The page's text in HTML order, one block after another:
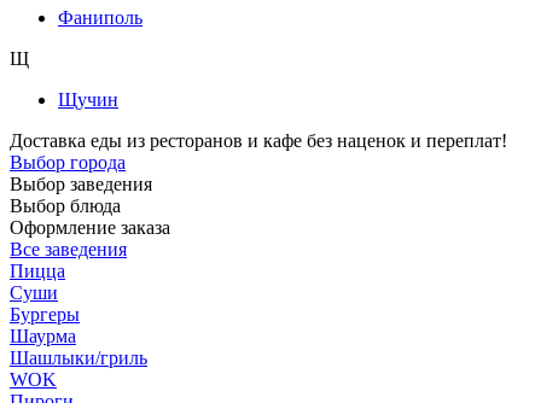
Фаниполь
Щ
Щучин
Доставка еды из ресторанов и кафе без наценок и переплат!
Выбор города
Выбор заведения
Выбор блюда
Оформление заказа
Все заведения
Пицца
Суши
Бургеры
Шаурма
Шашлыки/гриль
WOK